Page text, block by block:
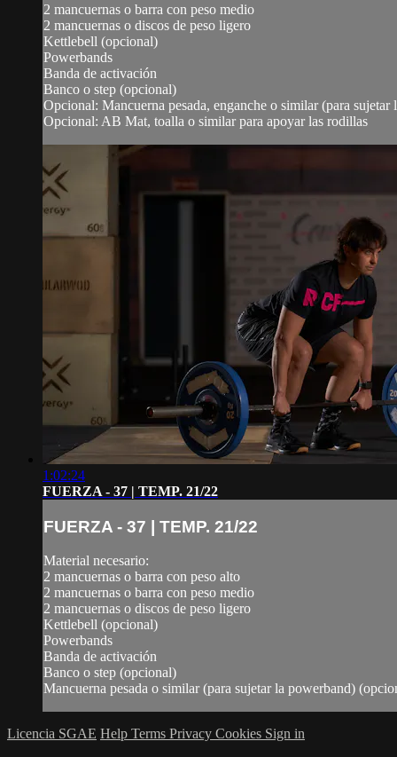
2 mancuernas o barra con peso medio
2 mancuernas o discos de peso ligero
Kettlebell (opcional)
Powerbands
Banda de activación
Banco o step (opcional)
Opcional: Mancuerna pesada, enganche o similar (para sujetar
Opcional: AB Mat, toalla o similar para apoyar las rodillas
1:02:24
FUERZA - 37 | TEMP. 21/22
FUERZA - 37 | TEMP. 21/22
Material necesario:
2 mancuernas o barra con peso alto
2 mancuernas o barra con peso medio
2 mancuernas o discos de peso ligero
Kettlebell (opcional)
Powerbands
Banda de activación
Banco o step (opcional)
Mancuerna pesada o similar (para sujetar la powerband)
Licencia SGAE Help Terms Privacy Cookies Sign in